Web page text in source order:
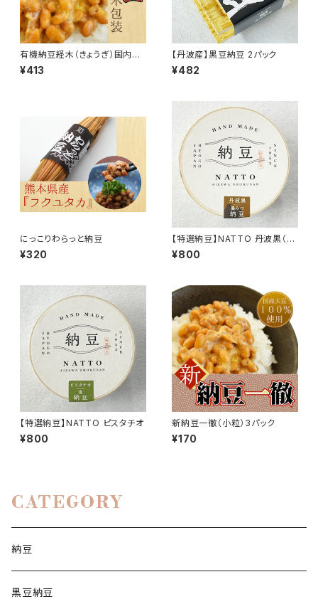
有機納豆経木（きょうぎ）国内オ
ーガニック大豆100％使用
¥413
【丹波産】黒豆納豆 2パック
¥482
にっこりわらっと納豆
¥320
【特選納豆】NATTO 丹波黒（黒
みつ）
¥800
【特選納豆】NATTO ピスタチオ
¥800
新納豆一徹（小粒）3パック
¥170
CATEGORY
納豆
黒豆納豆